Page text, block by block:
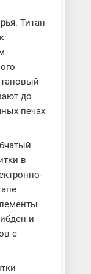
. Титан
до
печах
в
и
с